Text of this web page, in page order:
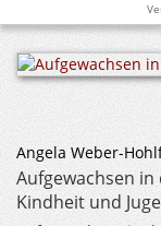
Angela Weber-
Aufgewachsen in
Kindheit und